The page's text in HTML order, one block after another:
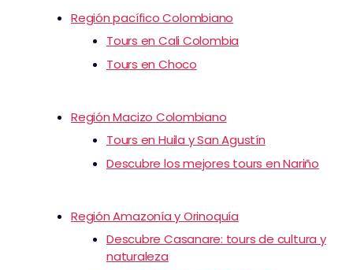
Región pacífico Colombiano
Tours en Cali Colombia
Tours en Choco
Región Macizo Colombiano
Tours en Huila y San Agustín
Descubre los mejores tours en Nariño
Región Amazonía y Orinoquía
Descubre Casanare: tours de cultura y
naturaleza